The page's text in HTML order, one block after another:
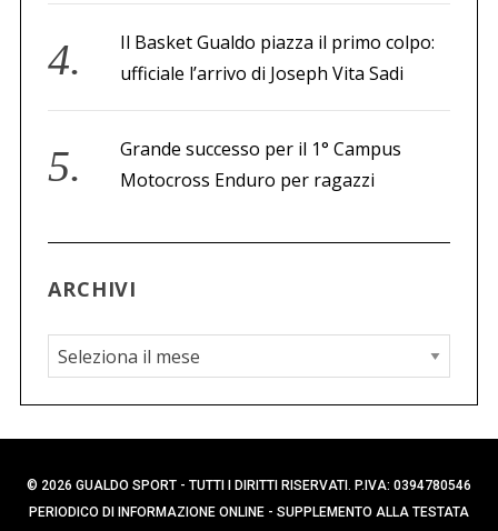
Il Basket Gualdo piazza il primo colpo:
ufficiale l’arrivo di Joseph Vita Sadi
Grande successo per il 1° Campus
Motocross Enduro per ragazzi
ARCHIVI
A
r
c
h
i
v
© 2026 GUALDO SPORT - TUTTI I DIRITTI RISERVATI. P.IVA: 0394780546
PERIODICO DI INFORMAZIONE ONLINE - SUPPLEMENTO ALLA TESTATA